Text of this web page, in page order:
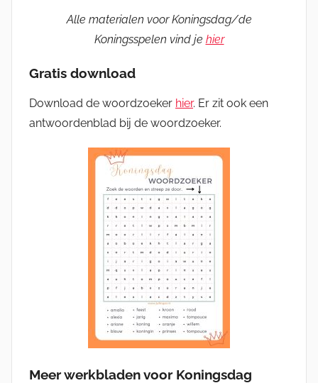
Alle materialen voor Koningsdag/de
Koningsspelen vind je hier
Gratis download
Download de woordzoeker hier. Er zit ook een
antwoordenblad bij de woordzoeker.
Meer werkbladen voor Koningsdag